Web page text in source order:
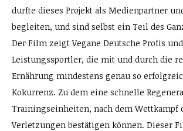
durfte dieses Projekt als Medienpartner
begleiten, und sind selbst ein Teil des
Der Film zeigt Vegane Deutsche Profis und
Leistungssportler, die mit und durch die
Ernährung mindestens genau so
Kokurrenz. Zu dem eine schnelle
Trainingseinheiten, nach dem Wettkampf
Verletzungen bestätigen können. Dieser